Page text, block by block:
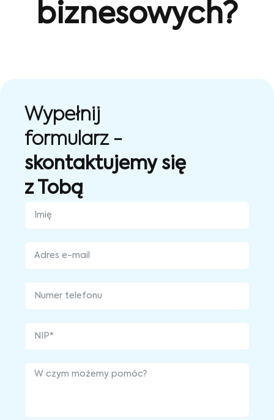
biznesowych?
Wypełnij
formularz -
skontaktujemy się
z Tobą